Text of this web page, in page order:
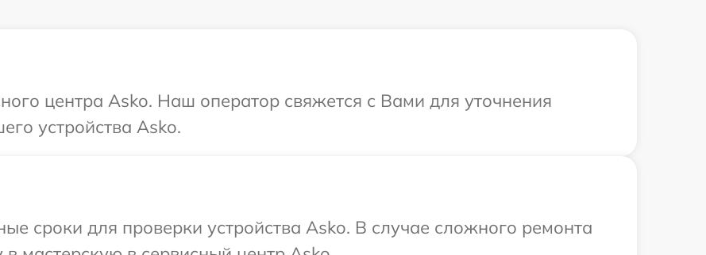
центра Asko. Наш оператор свяжется с Вами для уточнения
устройства Asko.
сроки для проверки устройства Asko. В случае сложного ремонта